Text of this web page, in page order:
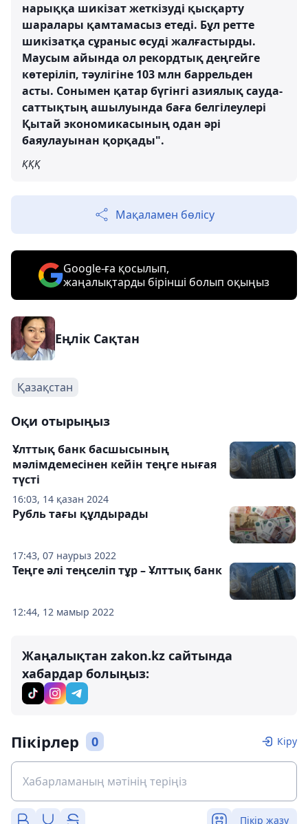
нарыққа шикізат жеткізуді қысқарту
шаралары қамтамасыз етеді. Бұл ретте
шикізатқа сұраныс өсуді жалғастырды.
Маусым айында ол рекордтық деңгейге
көтеріліп, тәулігіне 103 млн баррельден
асты. Сонымен қатар бүгінгі азиялық сауда-
саттықтың ашылуында баға белгілеулері
Қытай экономикасының одан әрі
баяулауынан қорқады".
ҚҚҚ
Мақаламен бөлісу
Google-ға қосылып,
жаңалықтарды бірінші болып оқыңыз
Еңлік Сақтан
Қазақстан
Оқи отырыңыз
16:03, 14 қазан 2024
Ұлттық банк басшысының
мәлімдемесінен кейін теңге нығая
түсті
17:43, 07 наурыз 2022
Рубль тағы құлдырады
12:44, 12 мамыр 2022
Теңге әлі теңселіп тұр – Ұлттық банк
Жаңалықтан zakon.kz сайтында
хабардар болыңыз:
Пікірлер 0 Кіру
Пікір жазу